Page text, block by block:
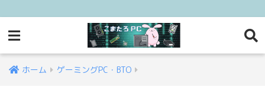
ホーム ゲーミングPC・BTO